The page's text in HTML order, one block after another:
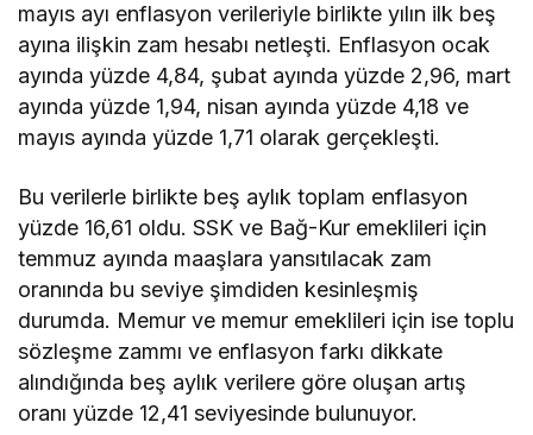
mayıs ayı enflasyon verileriyle birlikte yılın ilk beş
ayına ilişkin zam hesabı netleşti. Enflasyon ocak
ayında yüzde 4,84, şubat ayında yüzde 2,96, mart
ayında yüzde 1,94, nisan ayında yüzde 4,18 ve
mayıs ayında yüzde 1,71 olarak gerçekleşti.
Bu verilerle birlikte beş aylık toplam enflasyon
yüzde 16,61 oldu. SSK ve Bağ-Kur emeklileri için
temmuz ayında maaşlara yansıtılacak zam
oranında bu seviye şimdiden kesinleşmiş
durumda. Memur ve memur emeklileri için ise toplu
sözleşme zammı ve enflasyon farkı dikkate
alındığında beş aylıkverilere göre oluşan artış
oranı yüzde 12,41 seviyesinde bulunuyor.